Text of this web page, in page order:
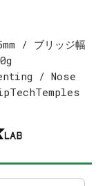
/ ブリッジ幅
/ Nose